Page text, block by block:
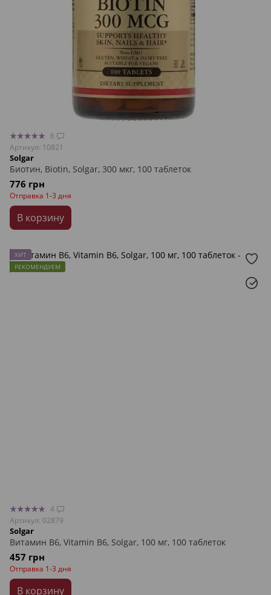
6
Артикул: 10821
Solgar
Биотин, Biotin, Solgar, 300 мкг, 100 таблеток
776 грн
Отправка 1-3 дня
В корзину
ХИТ
РЕКОМЕНДУЕМ
4
Артикул: 02879
Solgar
Витамин В6, Vitamin B6, Solgar, 100 мг, 100 таблеток
457 грн
Отправка 1-3 дня
В корзину